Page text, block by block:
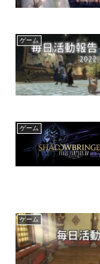
ゲーム
ゲーム
ゲーム